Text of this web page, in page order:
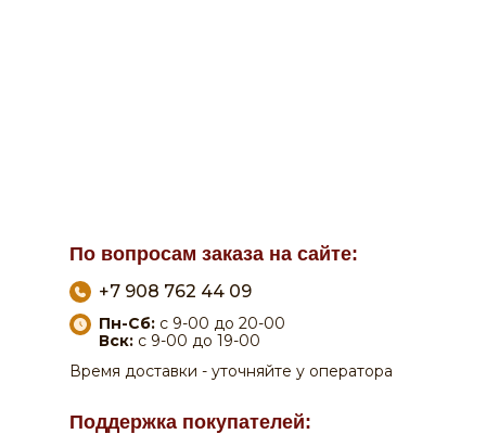
+7 908 762 44 09
Пн-Сб: с 9-00 до 20-00
Вск: с 9-00 до 19-00
Время доставки - уточняйте у оператора
По вопросам заказа на сайте:
Поддержка покупателей: